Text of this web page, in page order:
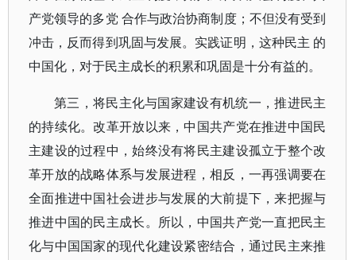
产党领导的多党 合作与政治协商制度；不但没有受到
冲击，反而得到巩固与发展。实践证明，这种民主 的
中国化，对于民主成长的积累和巩固是十分有益的。
第三，将民主化与国家建设有机统一，推进民主
的持续化。改革开放以来，中国共产党在推进中国民
主建设的过程中，始终没有将民主建设孤立于整个改
革开放的战略体系与发展进程，相反，一再强调要在
全面推进中国社会进步与发展的大前提下，来把握与
推进中国的民主成长。所以，中国共产党一直把民主
化与中国国家的现代化建设紧密结合，通过民主来推